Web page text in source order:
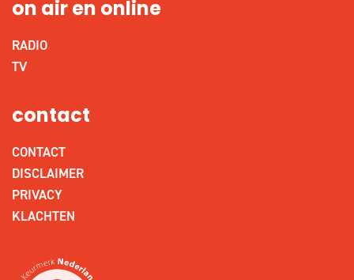
on air en online
RADIO
TV
contact
CONTACT
DISCLAIMER
PRIVACY
KLACHTEN